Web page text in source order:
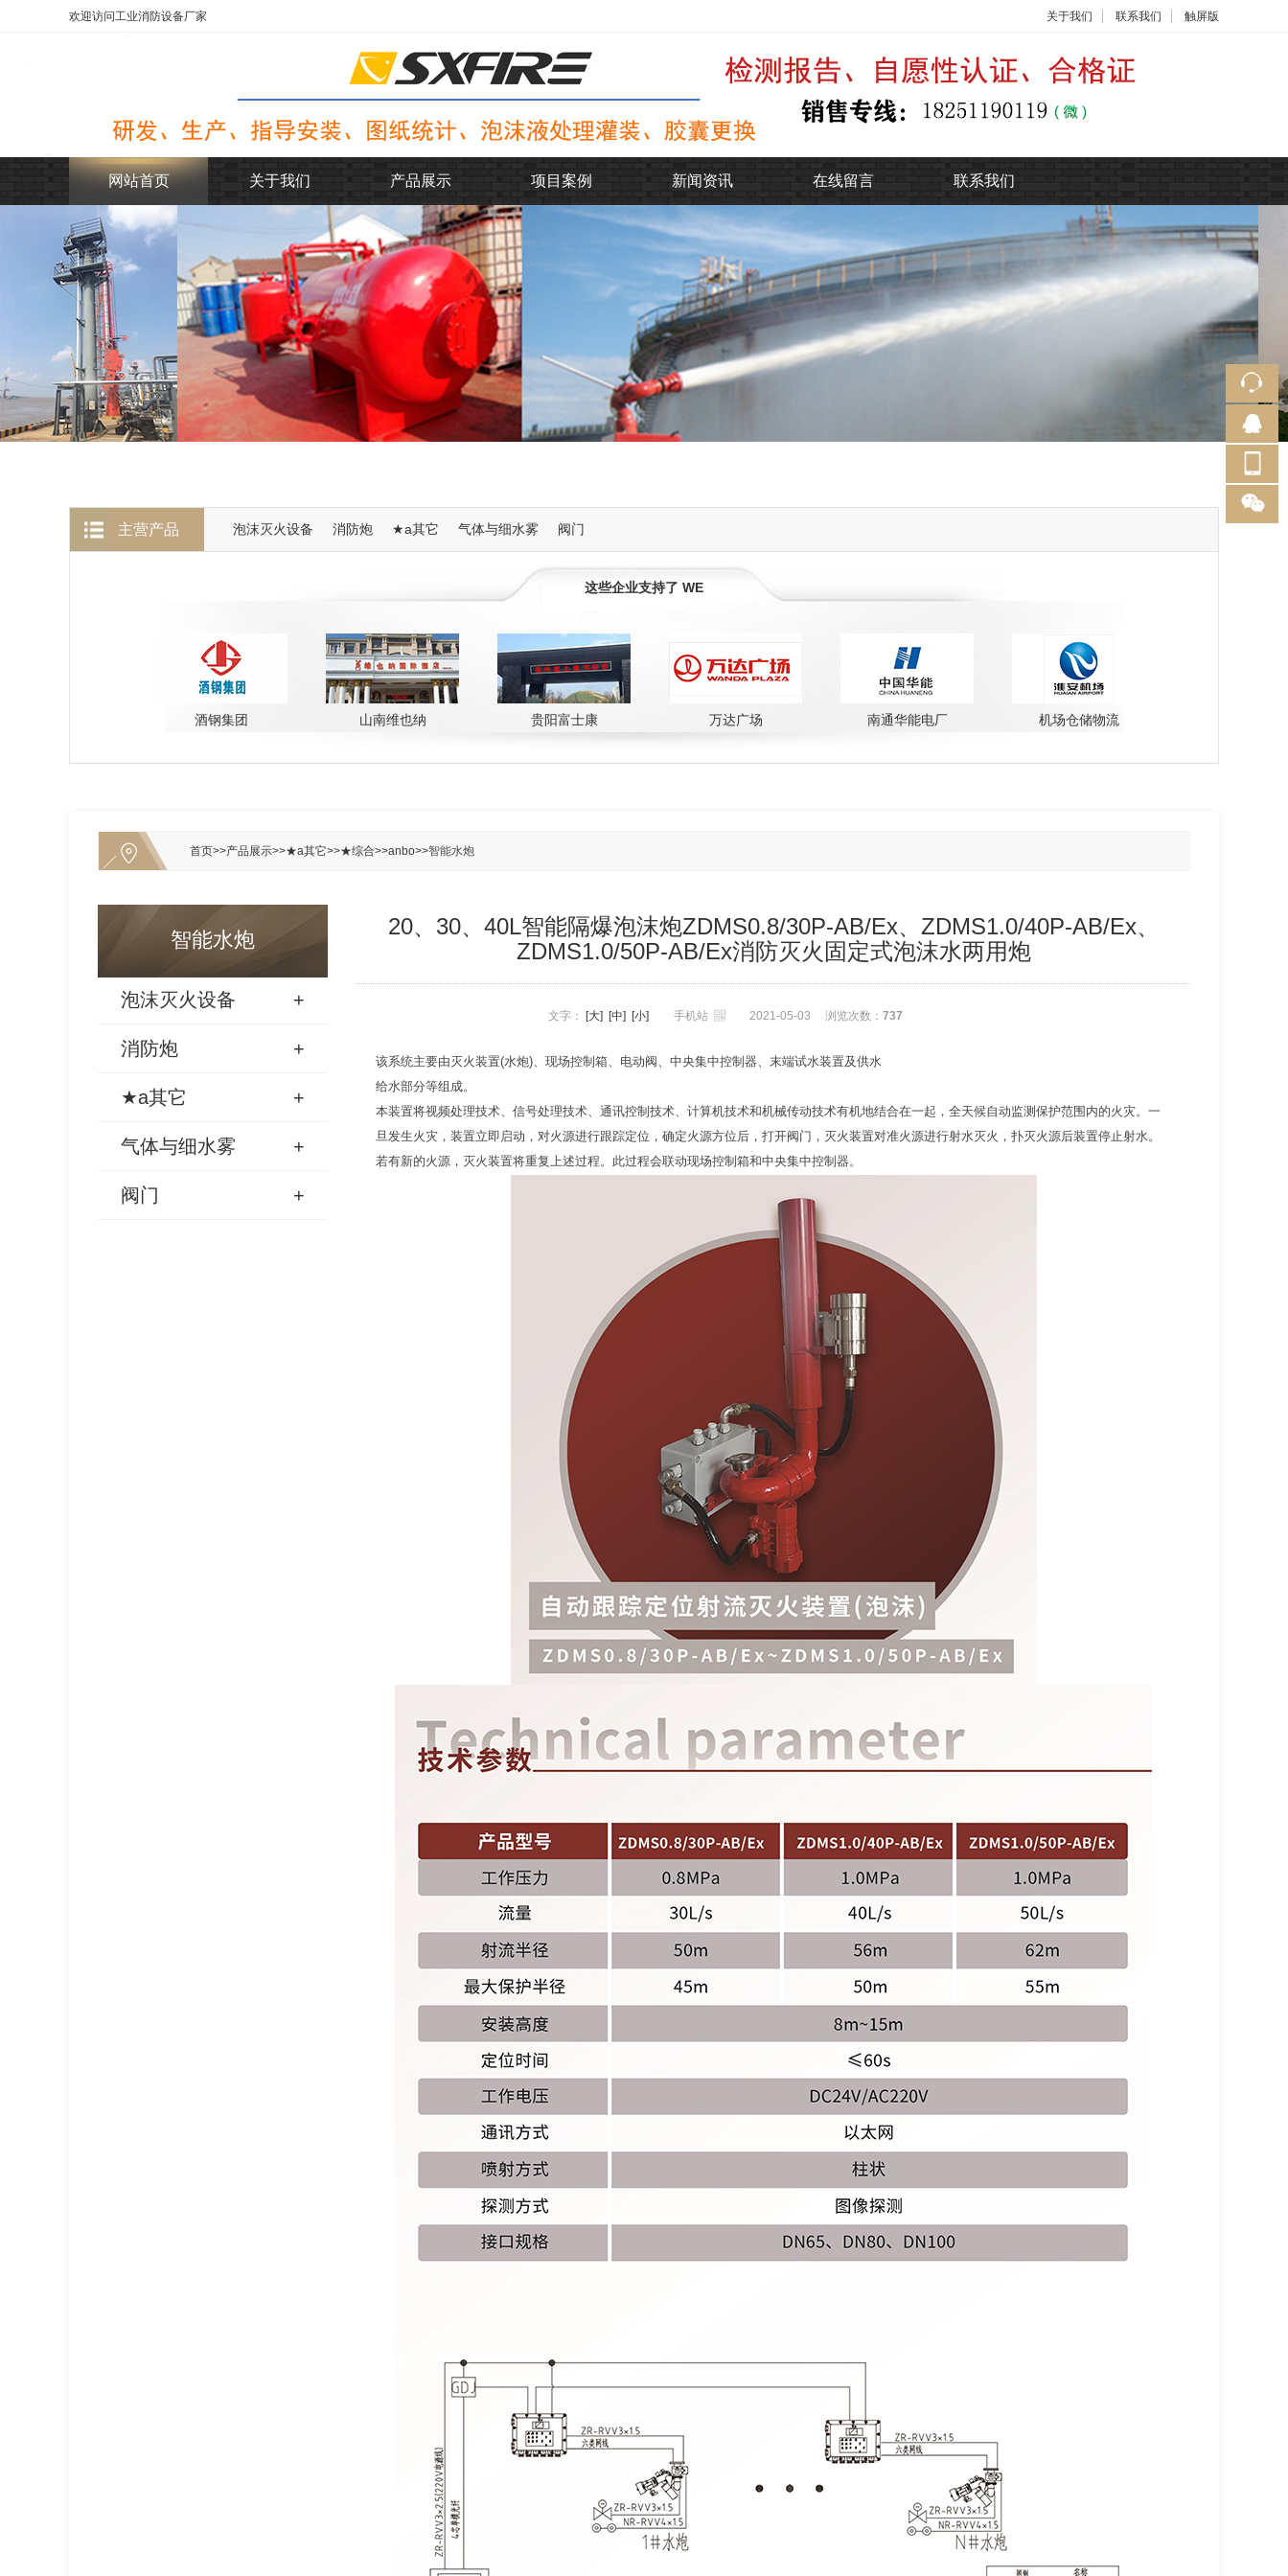
欢迎访问工业消防设备厂家 关于我们 联系我们 触屏版
网站首页 关于我们 产品展示 项目案例 新闻资讯 在线留言 联系我们
主营产品 泡沫灭火设备 消防炮 ★a其它 气体与细水雾 阀门
这些企业支持了 WE
酒钢集团 山南维也纳 贵阳富士康 万达广场 南通华能电厂 机场仓储物流
首页>>产品展示>>★a其它>>★综合>>anbo>>智能水炮
智能水炮
泡沫灭火设备 +
消防炮 +
★a其它 +
气体与细水雾 +
阀门 +
20、30、40L智能隔爆泡沫炮ZDMS0.8/30P-AB/Ex、ZDMS1.0/40P-AB/Ex、
ZDMS1.0/50P-AB/Ex消防灭火固定式泡沫水两用炮
文字： [大] [中] [小] 手机站 2021-05-03 浏览次数： 737
该系统主要由灭火装置(水炮)、现场控制箱、电动阀、中央集中控制器、末端试水装置及供水
给水部分等组成。
本装置将视频处理技术、信号处理技术、通讯控制技术、计算机技术和机械传动技术有机地结合在一起，全天候自动监测保护范围内的火灾。一
旦发生火灾，装置立即启动，对火源进行跟踪定位，确定火源方位后，打开阀门，灭火装置对准火源进行射水灭火，扑灭火源后装置停止射水。
若有新的火源，灭火装置将重复上述过程。此过程会联动现场控制箱和中央集中控制器。